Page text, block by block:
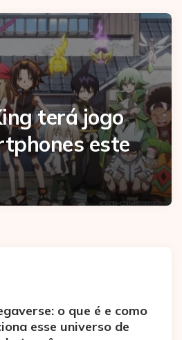
terá jogo
este
o que é e como
esse universo de